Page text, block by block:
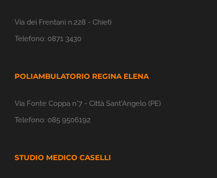
Via dei Frentani n.228 - Chieti
Telefono: 0871 3430
POLIAMBULATORIO REGINA ELENA
Via Fonte Coppa n°7 - Città Sant'Angelo (PE)
Telefono: 085 9506192
STUDIO MEDICO CASELLI